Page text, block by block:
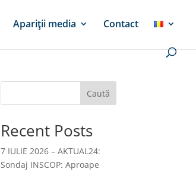
Apariții media Contact
Caută
Recent Posts
7 IULIE 2026 – AKTUAL24:
Sondaj INSCOP: Aproape